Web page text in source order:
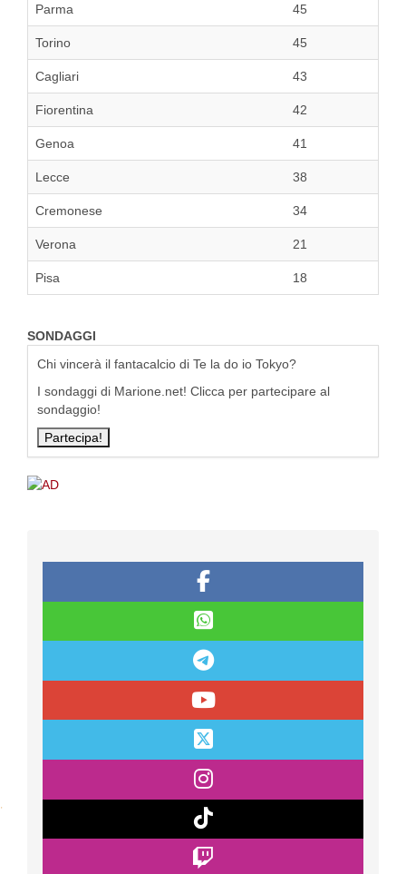
Parma 45
Torino 45
Cagliari 43
Fiorentina 42
Genoa 41
Lecce 38
Cremonese 34
Verona 21
Pisa 18
SONDAGGI
Chi vincerà il fantacalcio di Te la do io Tokyo?
I sondaggi di Marione.net! Clicca per partecipare al
sondaggio!